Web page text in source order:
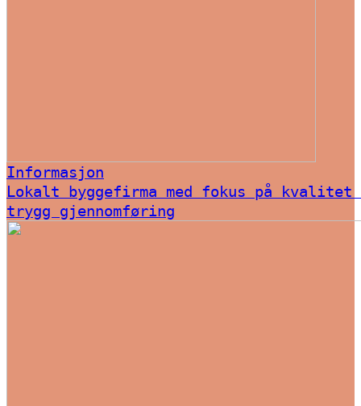
Informasjon
Lokalt byggefirma med fokus på kvalitet
trygg gjennomføring